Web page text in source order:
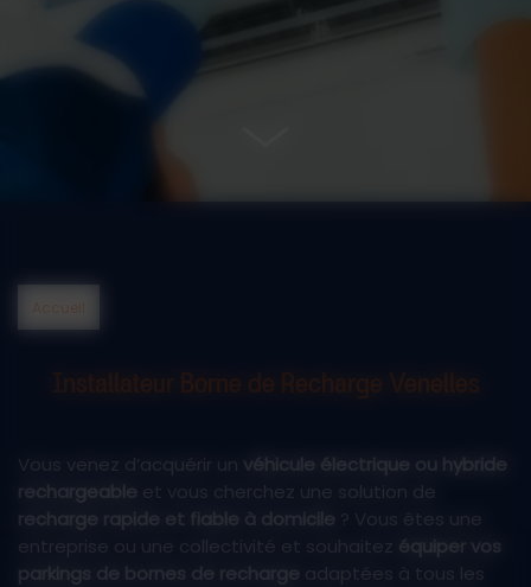
Installateur Borne de Recharge Venelles
Vous venez d’acquérir un véhicule électrique ou hybride
rechargeable et vous cherchez une solution de
recharge rapide et fiable à domicile ? Vous êtes une
entreprise ou une collectivité et souhaitez équiper vos
parkings de bornes de recharge adaptées à tous les